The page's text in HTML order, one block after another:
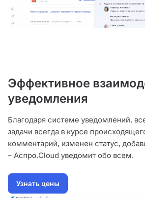
Эффективное
уведомления
Благодаря системе уведомлений,
задачи всегда в курсе
комментарий, изменен статус,
– Аспро.Cloud уведомит обо всем.
Узнать цены